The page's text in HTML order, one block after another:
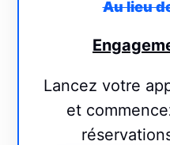
Au lieu
Lancez votre
et